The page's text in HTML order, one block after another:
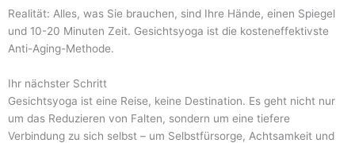
Realität: Alles, was Sie brauchen, sind Ihre Hände, einen Spiegel
und 10-20 Minuten Zeit. Gesichtsyoga ist die kosteneffektivste
Anti-Aging-Methode.
Ihr nächster Schritt
Gesichtsyoga ist eine Reise, keine Destination. Es geht nicht nur
um das Reduzieren von Falten, sondern um eine tiefere
Verbindung zu sich selbst – um Selbstfürsorge, Achtsamkeit und